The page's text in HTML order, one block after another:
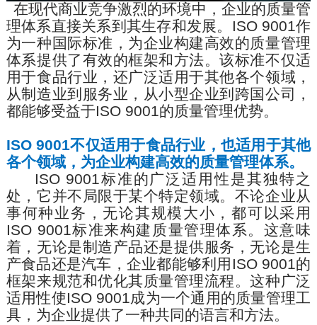
在现代商业竞争激烈的环境中，企业的质量管
理体系直接关系到其生存和发展。 ISO 9001作
为一种国际标准，为企业构建高效的质量管理
体系提供了有效的框架和方法。该标准不仅适
用于食品行业，还广泛适用于其他各个领域，
从制造业到服务业，从小型企业到跨国公司，
都能够受益于ISO 9001的质量管理优势。
ISO 9001不仅适用于食品行业，也适用于其他
各个领域，为企业构建高效的质量管理体系。
ISO 9001标准的广泛适用性是其独特之
处，它并不局限于某个特定领域。不论企业从
事何种业务，无论其规模大小，都可以采用
ISO 9001标准来构建质量管理体系。这意味
着，无论是制造产品还是提供服务，无论是生
产食品还是汽车，企业都能够利用 ISO 9001的
框架来规范和优化其质量管理流程。这种广泛
适用性使ISO 9001成为一个通用的质量管理工
具，为企业提供了一种共同的语言和方法。